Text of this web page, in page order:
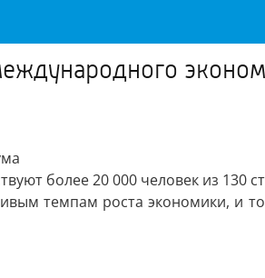
более 20 000 человек из 130
темпам роста экономики, и